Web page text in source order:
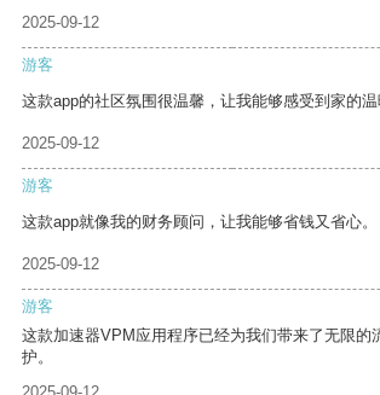
2025-09-12
游客
这款app的社区氛围很温馨，让我能够感受到家的温
2025-09-12
游客
这款app就像我的财务顾问，让我能够省钱又省心。
2025-09-12
游客
这款加速器VPM应用程序已经为我们带来了无限的
护。